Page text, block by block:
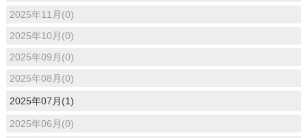
2025年11月(0)
2025年10月(0)
2025年09月(0)
2025年08月(0)
2025年07月(1)
2025年06月(0)